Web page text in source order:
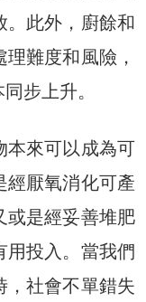
。此外，廚餘和
難度和風險，
步上升。
本來可以成為可
經厭氧消化可產
或是經妥善堆肥
用投入。當我們
，社會不單錯失